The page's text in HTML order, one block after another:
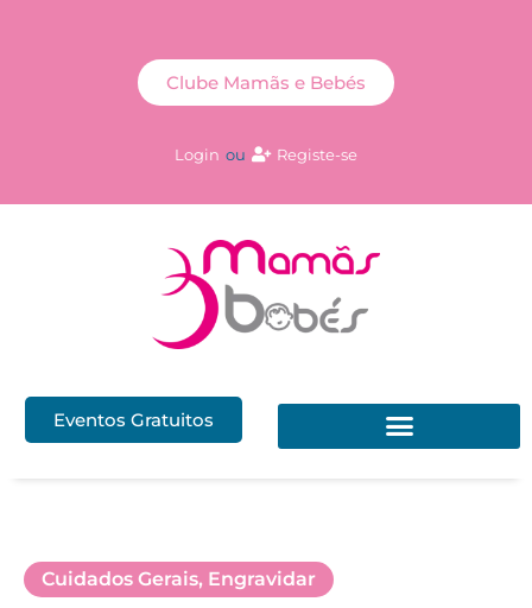
Login ou Registe-se
Clube Mamãs e Bebés
Eventos Gratuitos
Cuidados Gerais, Engravidar